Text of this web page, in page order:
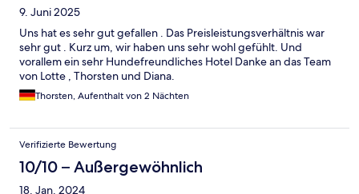
9. Juni 2025
Uns hat es sehr gut gefallen . Das Preisleistungsverhältnis war
sehr gut . Kurz um, wir haben uns sehr wohl gefühlt. Und
vorallem ein sehr Hundefreundliches Hotel Danke an das Team
von Lotte , Thorsten und Diana.
Thorsten, Aufenthalt von 2 Nächten
Verifizierte Bewertung
10/10 – Außergewöhnlich
18. Jan. 2024